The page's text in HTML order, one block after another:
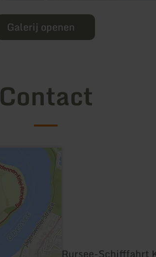
Galerij openen
Contact
Rursee-Schifffahrt